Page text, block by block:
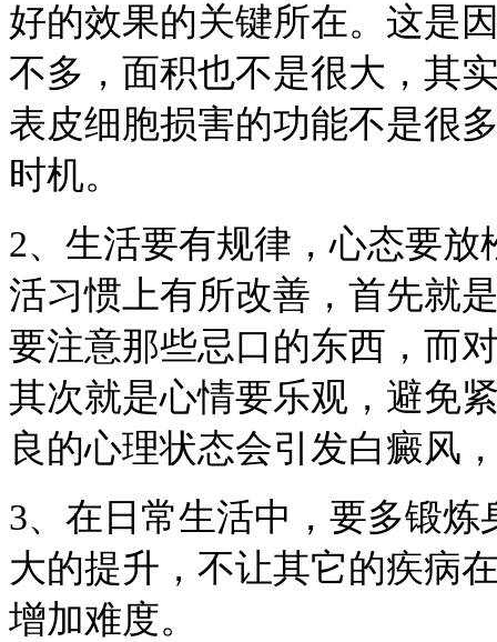
好的效果的关键所在。这是
不多，面积也不是很大，其
表皮细胞损害的功能不是很
时机。
2、生活要有规律，心态要
活习惯上有所改善，首先就
要注意那些忌口的东西，而
其次就是心情要乐观，避免
良的心理状态会引发白癜风
3、在日常生活中，要多锻
大的提升，不让其它的疾病
增加难度。